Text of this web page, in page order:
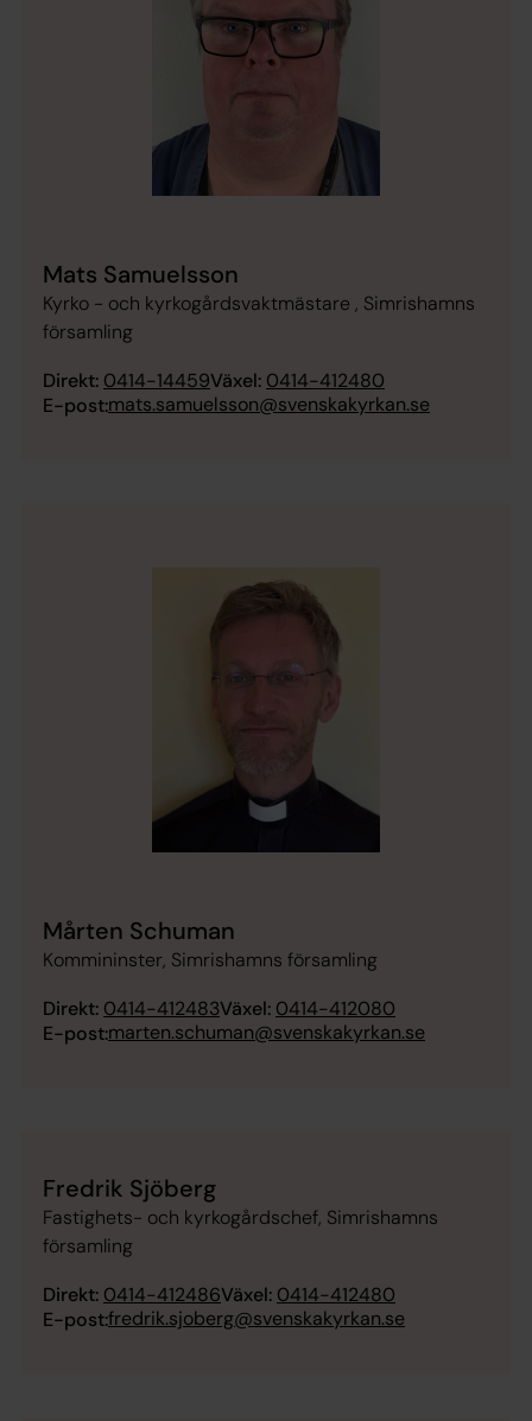
Mats Samuelsson
Kyrko - och kyrkogårdsvaktmästare , Simrishamns
församling
Direkt: 0414-14459Växel: 0414-412480
E-post:mats.samuelsson@svenskakyrkan.se
Mårten Schuman
Kommininster, Simrishamns församling
Direkt: 0414-412483Växel: 0414-412080
E-post:marten.schuman@svenskakyrkan.se
Fredrik Sjöberg
Fastighets- och kyrkogårdschef, Simrishamns
församling
Direkt: 0414-412486Växel: 0414-412480
E-post:fredrik.sjoberg@svenskakyrkan.se